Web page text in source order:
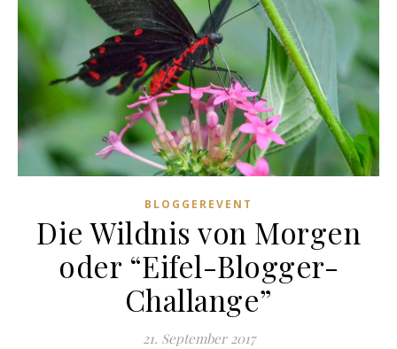
BLOGGEREVENT
Die Wildnis von Morgen
oder “Eifel-Blogger-
Challange”
21. September 2017